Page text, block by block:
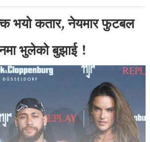
भयो कतार, नेयमार फुटबल
भुलेको बुझाई !